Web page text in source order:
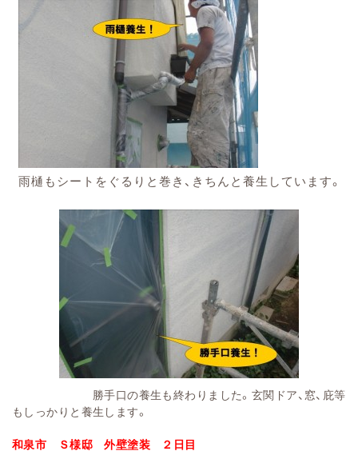
雨樋もシートをぐるりと巻き、きちんと養生しています。
勝手口の養生も終わりました。玄関ドア、窓、庇等
もしっかりと養生します。
和泉市 Ｓ様邸 外壁塗装 ２日目